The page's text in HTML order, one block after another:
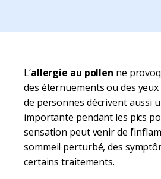
L’allergie au pollen ne
des éternuements ou des
de personnes décrivent aussi
importante pendant les pics
sensation peut venir de
sommeil perturbé, des
certains traitements.